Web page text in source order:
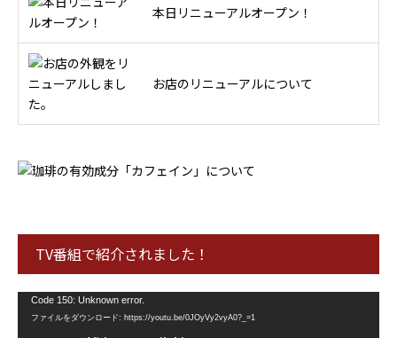
本日リニューアルオープン！
お店のリニューアルについて
TV番組で紹介されました！
Code 150: Unknown error.
ファイルをダウンロード: https://youtu.be/0JOyVy2vyA0?_=1